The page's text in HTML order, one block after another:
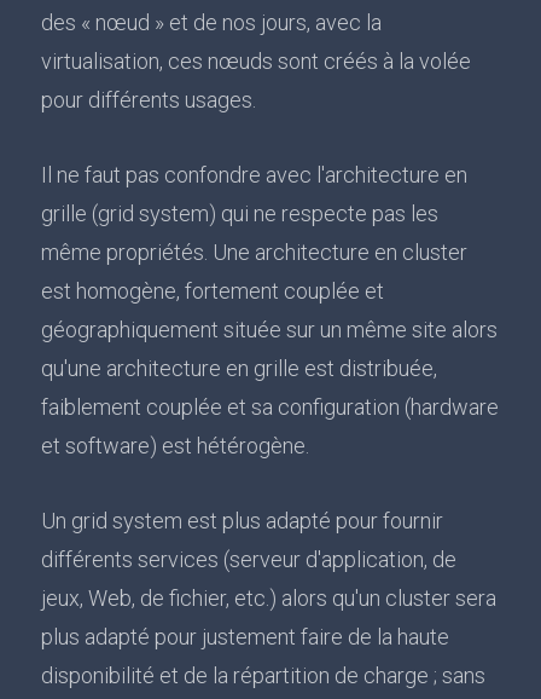
des « nœud » et de nos jours, avec la
virtualisation, ces nœuds sont créés à la volée
pour différents usages.
Il ne faut pas confondre avec l'architecture en
grille (grid system) qui ne respecte pas les
même propriétés. Une architecture en cluster
est homogène, fortement couplée et
géographiquement située sur un même site alors
qu'une architecture en grille est distribuée,
faiblement couplée et sa configuration (hardware
et software) est hétérogène.
Un grid system est plus adapté pour fournir
différents services (serveur d'application, de
jeux, Web, de fichier, etc.) alors qu'un cluster sera
plus adapté pour justement faire de la haute
disponibilité et de la répartition de charge ; sans